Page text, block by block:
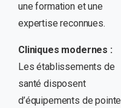
une formation et une
expertise reconnues.
Cliniques modernes :
Les établissements de
santé disposent
d’équipements de pointe